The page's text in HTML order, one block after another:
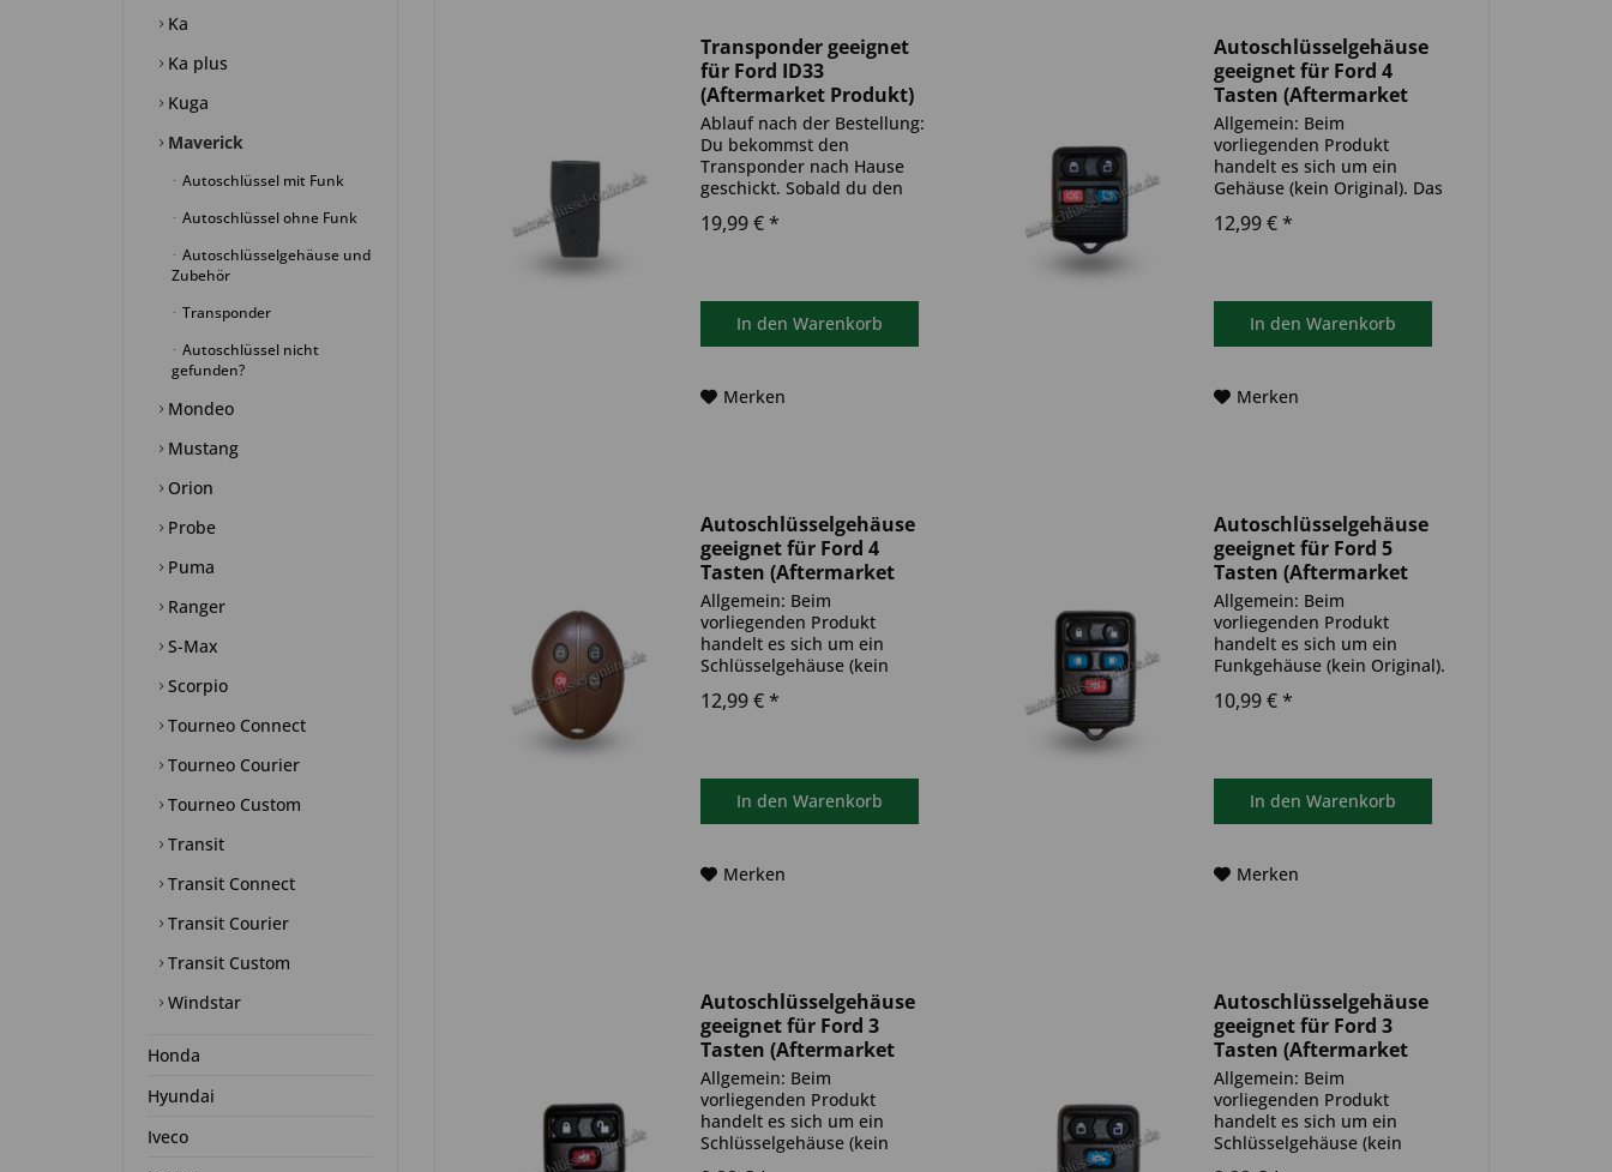
Ka
Ka plus
Kuga
Maverick
Autoschlüssel mit Funk
Autoschlüssel ohne Funk
Autoschlüsselgehäuse und
Zubehör
Transponder
Autoschlüssel nicht
gefunden?
Mondeo
Mustang
Orion
Probe
Puma
Ranger
S-Max
Scorpio
Tourneo Connect
Tourneo Courier
Tourneo Custom
Transit
Transit Connect
Transit Courier
Transit Custom
Windstar
Honda
Hyundai
Iveco
Transponder geeignet
für Ford ID33
(Aftermarket Produkt)
Ablauf nach der Bestellung:
Du bekommst den
Transponder nach Hause
geschickt. Sobald du den
dieser in deinen
codiert werden. Du kannst
dazu einen Termin bei...
19,99 € *
In den Warenkorb
Merken
Autoschlüsselgehäuse
geeignet für Ford 4
Tasten (Aftermarket
Produkt)
Allgemein: Beim
vorliegenden Produkt
handelt es sich um ein
Gehäuse (kein Original). Das
Austausch beschädigter oder
geeignet. Bitte achten Sie
darauf, dass sich das
12,99 € *
In den Warenkorb
Merken
Autoschlüsselgehäuse
geeignet für Ford 4
Tasten (Aftermarket
Produkt)
Allgemein: Beim
vorliegenden Produkt
handelt es sich um ein
Schlüsselgehäuse (kein
ideal zum Austausch
Autoschlüsselgehäuse
geeignet. Bitte achten Sie
12,99 € *
In den Warenkorb
Merken
Autoschlüsselgehäuse
geeignet für Ford 5
Tasten (Aftermarket
Produkt)
Allgemein: Beim
vorliegenden Produkt
handelt es sich um ein
Funkgehäuse (kein Original).
Funkeinheit, noch eine
verbaut. Das Produkt ist
ideal zum Austausch
10,99 € *
In den Warenkorb
Merken
Autoschlüsselgehäuse
geeignet für Ford 3
Tasten (Aftermarket
Produkt)
Allgemein: Beim
vorliegenden Produkt
handelt es sich um ein
Schlüsselgehäuse (kein
Autoschlüsselgehäuse
geeignet für Ford 3
Tasten (Aftermarket
Produkt)
Allgemein: Beim
vorliegenden Produkt
handelt es sich um ein
Schlüsselgehäuse (kein